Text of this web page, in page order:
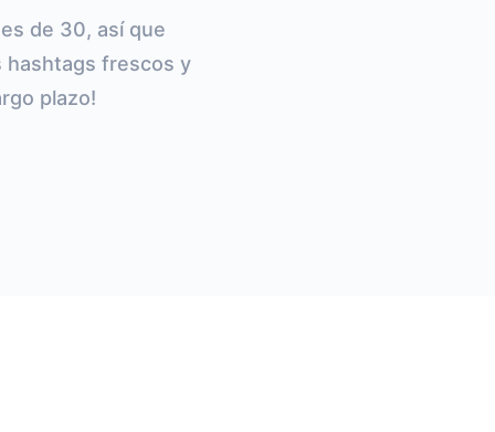
de 30, así que
hashtags frescos y
plazo!